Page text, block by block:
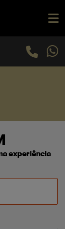
experiência